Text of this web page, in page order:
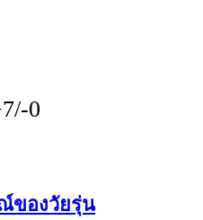
0
ของวัยรุ่น